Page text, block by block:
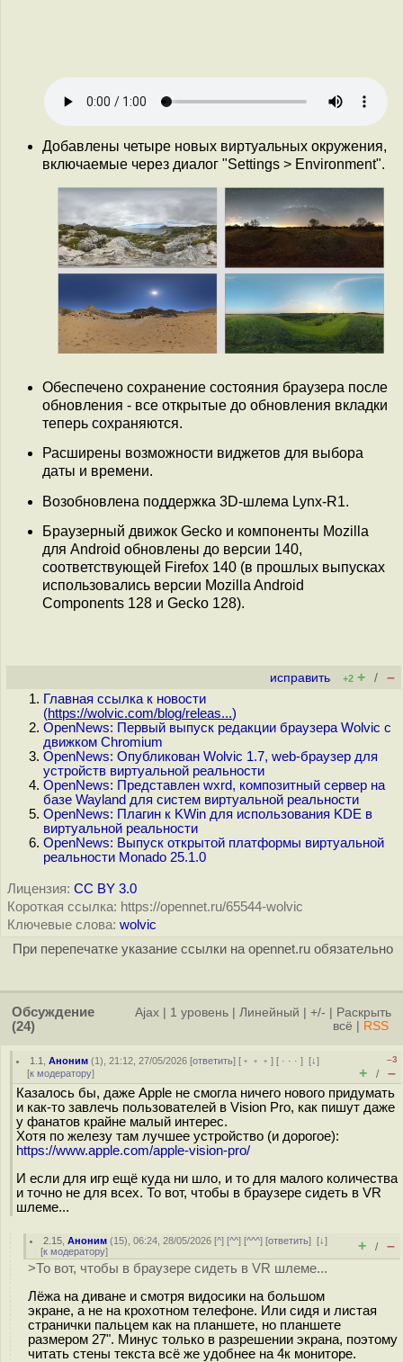
Добавлены четыре новых виртуальных окружения,
включаемые через диалог "Settings > Environment".
Обеспечено сохранение состояния браузера после
обновления - все открытые до обновления вкладки
теперь сохраняются.
Расширены возможности виджетов для выбора
даты и времени.
Возобновлена поддержка 3D-шлема Lynx-R1.
Браузерный движок Gecko и компоненты Mozilla
для Android обновлены до версии 140,
соответствующей Firefox 140 (в прошлых выпусках
использовались версии Mozilla Android
Components 128 и Gecko 128).
исправить +2 + / –
Главная ссылка к новости
(https://wolvic.com/blog/releas...)
OpenNews: Первый выпуск редакции браузера Wolvic с
движком Chromium
OpenNews: Опубликован Wolvic 1.7, web-браузер для
устройств виртуальной реальности
OpenNews: Представлен wxrd, композитный сервер на
базе Wayland для систем виртуальной реальности
OpenNews: Плагин к KWin для использования KDE в
виртуальной реальности
OpenNews: Выпуск открытой платформы виртуальной
реальности Monado 25.1.0
Лицензия: CC BY 3.0
Короткая ссылка: https://opennet.ru/65544-wolvic
Ключевые слова: wolvic
При перепечатке указание ссылки на opennet.ru обязательно
Обсуждение
(24)
Ajax 1 уровень Линейный +/-
Раскрыть
всё
RSS
1.1 ,Аноним (1), 21:12, 27/05/2026 [ответить] [ ﹢﹢﹢] [ · · ·][↓]
[к модератору]
–3
+ / –
Казалось бы, даже Apple не смогла ничего нового придумать
и как-то завлечь пользователей в Vision Pro, как пишут даже
у фанатов крайне малый интерес.
Хотя по железу там лучшее устройство (и дорогое):
https://www.apple.com/apple-vision-pro/
И если для игр ещё куда ни шло, и то для малого количества
и точно не для всех. То вот, чтобы в браузере сидеть в VR
шлеме...
2.15 ,Аноним (15), 06:24, 28/05/2026 [^] [^^] [^^^] [ответить][↓]
[к модератору] + / –
>То вот, чтобы в браузере сидеть в VR шлеме...
Лёжа на диване и смотря видосики на большом
экране, а не на крохотном телефоне. Или сидя и листая
странички пальцем как на планшете, но планшете
размером 27". Минус только в разрешении экрана, поэтому
читать стены текста всё же удобнее на 4к мониторе.